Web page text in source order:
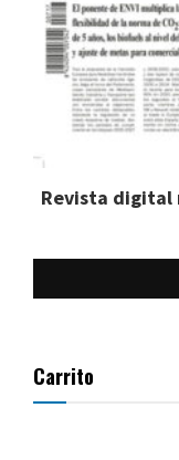
Revista digital
Carrito